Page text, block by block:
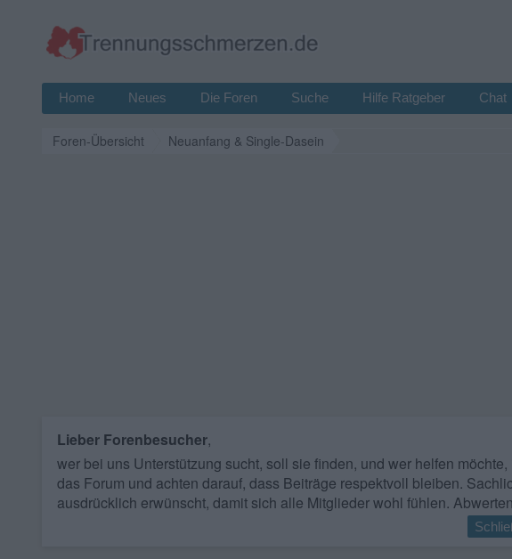
Home Neues Die Foren Suche Hilfe Ratgeber Chat
Foren-Übersicht Neuanfang & Single-Dasein
Lieber Forenbesucher,
wer bei uns Unterstützung sucht, soll sie finden, und wer helfen
das Forum und achten darauf, dass Beiträge respektvoll bleiben.
ausdrücklich erwünscht, damit sich alle Mitglieder wohl fühlen.